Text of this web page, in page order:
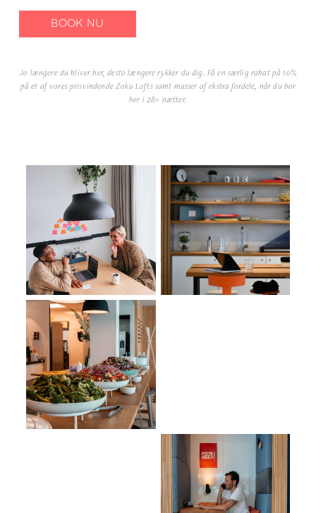
BOOK NU
Jo længere du bliver her, desto længere rykker du dig. Få en særlig rabat på 10%
på et af vores prisvindendeZokuLofts samt masser af ekstra fordele, når du bor
her i 28+ nætter.